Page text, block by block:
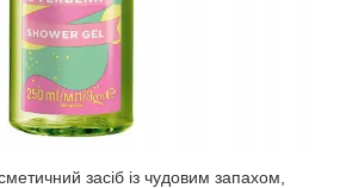
засіб із чудовим запахом,